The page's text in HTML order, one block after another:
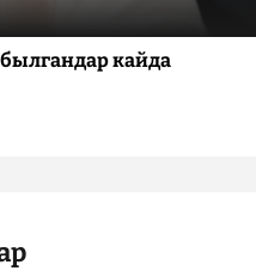
кайда